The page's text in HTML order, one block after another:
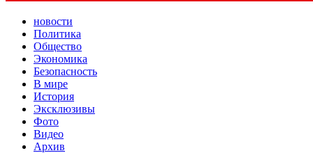
новости
Политика
Общество
Экономика
Безопасность
В мире
История
Эксклюзивы
Фото
Видео
Архив